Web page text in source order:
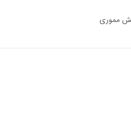
مموری